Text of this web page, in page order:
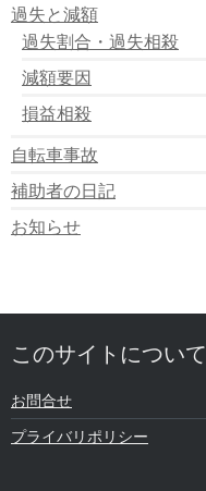
過失と減額
過失割合・過失相殺
減額要因
損益相殺
自転車事故
補助者の日記
お知らせ
このサイトについて
お問合せ
プライバリポリシー